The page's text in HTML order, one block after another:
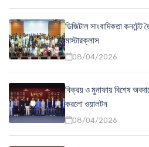
ডিজিটাল সাংবাদিকতা
মাস্টারক্লাস
08/04/2026
বিক্রয় ও মুনাফায় বিশেষ
করলো ওয়ালটন
08/04/2026